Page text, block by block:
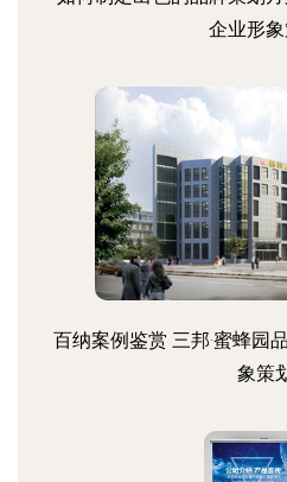
企业形
百纳案例鉴赏 三邦·蜜蜂园
象策